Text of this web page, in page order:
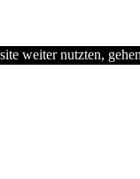
weiter nutzten,